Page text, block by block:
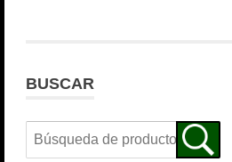
BUSCAR